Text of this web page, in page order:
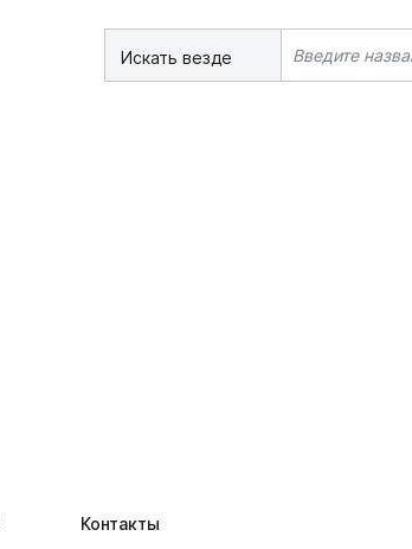
Искать везде
Контакты